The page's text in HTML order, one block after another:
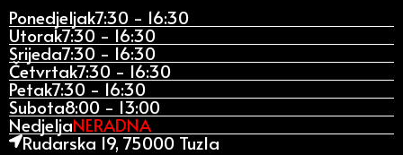
Ponedjeljak7:30 - 16:30
Utorak7:30 - 16:30
Srijeda7:30 - 16:30
Četvrtak7:30 - 16:30
Petak7:30 - 16:30
Subota8:00 - 13:00
NedjeljaNERADNA
Rudarska 19, 75000 Tuzla